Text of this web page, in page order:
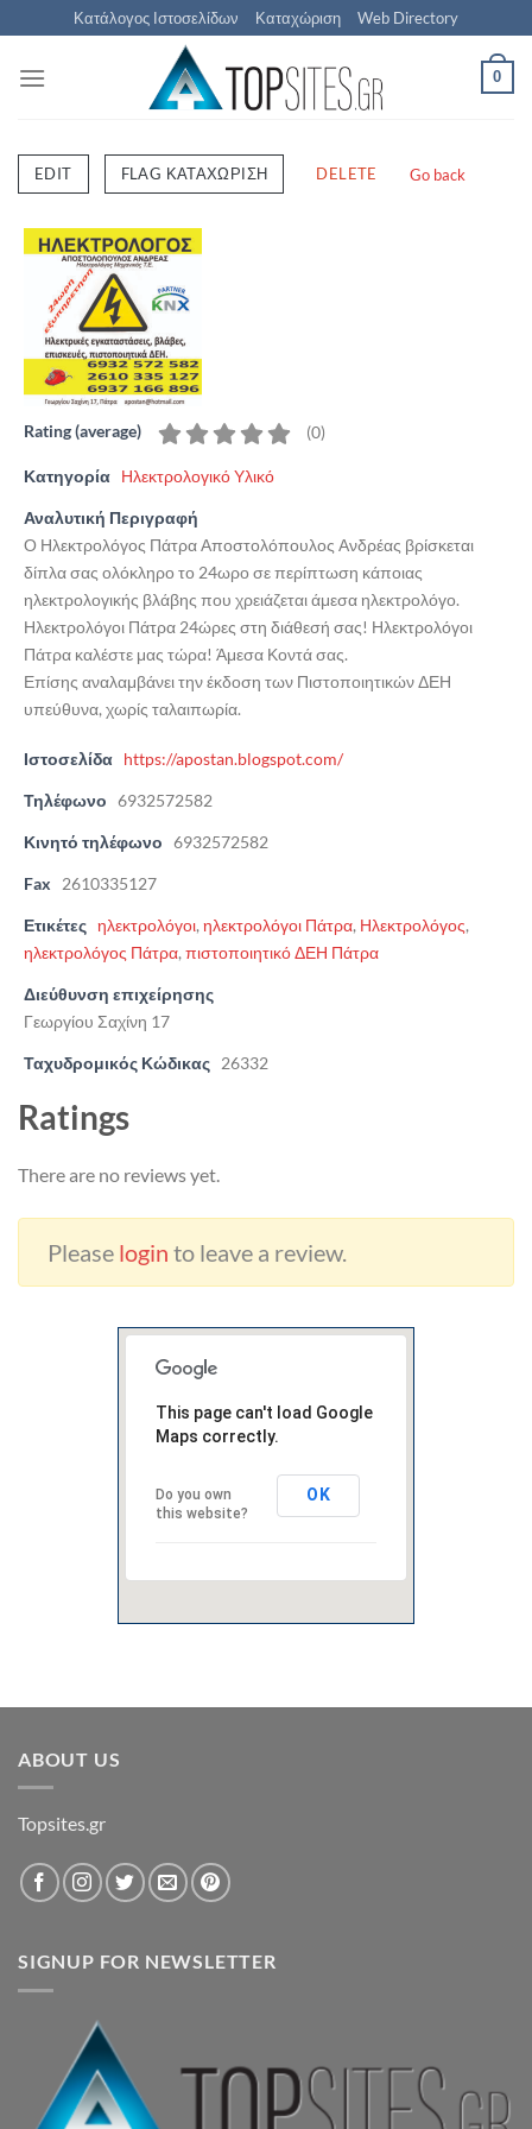
Μετάβαση
στο
περιεχόμενο
Κατάλογος Ιστοσελίδων Καταχώριση Web Directory
0
EDIT FLAG ΚΑΤΑΧΏΡΙΣΗ DELETE Go back
Rating (average) (0)
Κατηγορία Ηλεκτρολογικό Υλικό
Αναλυτική Περιγραφή
Ο Ηλεκτρολόγος Πάτρα Αποστολόπουλος Ανδρέας βρίσκεται
δίπλα σας ολόκληρο το 24ωρο σε περίπτωση κάποιας
ηλεκτρολογικής βλάβης που χρειάζεται άμεσα ηλεκτρολόγο.
Ηλεκτρολόγοι Πάτρα 24ώρες στη διάθεσή σας! Ηλεκτρολόγοι
Πάτρα καλέστε μας τώρα! Άμεσα Κοντά σας.
Επίσης αναλαμβάνει την έκδοση των Πιστοποιητικών ΔΕΗ
υπεύθυνα, χωρίς ταλαιπωρία.
Ιστοσελίδα https://apostan.blogspot.com/
Τηλέφωνο 6932572582
Κινητό τηλέφωνο 6932572582
Fax 2610335127
Ετικέτες ηλεκτρολόγοι, ηλεκτρολόγοι Πάτρα, Ηλεκτρολόγος,
ηλεκτρολόγος Πάτρα, πιστοποιητικό ΔΕΗ Πάτρα
Διεύθυνση επιχείρησης
Γεωργίου Σαχίνη 17
Ταχυδρομικός Κώδικας 26332
Ratings
There are no reviews yet.
Please login to leave a review.
This page can't load Google
Maps correctly.
Do you own
this website?
OK
ABOUT US
Topsites.gr
SIGNUP FOR NEWSLETTER